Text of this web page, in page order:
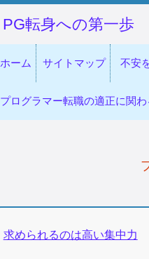
PG転身への第一歩
ホーム サイトマップ 不安
プログラマー転職の適正に関
求められるのは高い集中力